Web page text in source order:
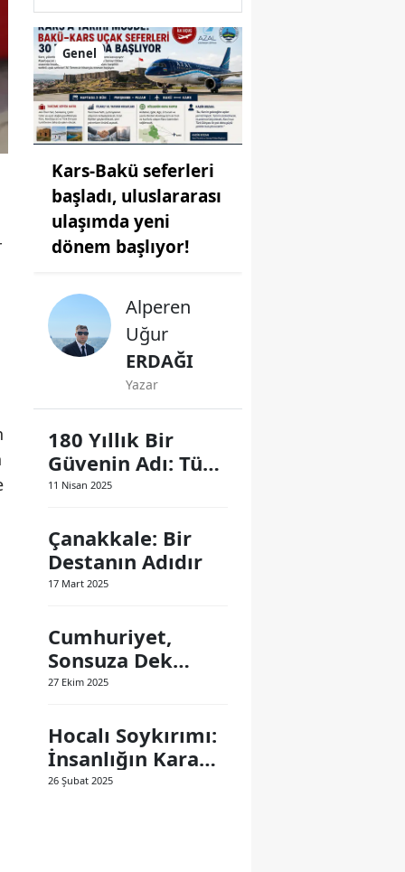
Genel
Kars-Bakü seferleri
başladı, uluslararası
ulaşımda yeni
dönem başlıyor!
Alperen
Uğur
ERDAĞI
Yazar
180 Yıllık Bir
Güvenin Adı: Türk
Polis Teşkilatı
11 Nisan 2025
Çanakkale: Bir
Destanın Adıdır
17 Mart 2025
Cumhuriyet,
Sonsuza Dek
Yaşayacak
27 Ekim 2025
Hocalı Soykırımı:
İnsanlığın Kara
Lekesi
26 Şubat 2025